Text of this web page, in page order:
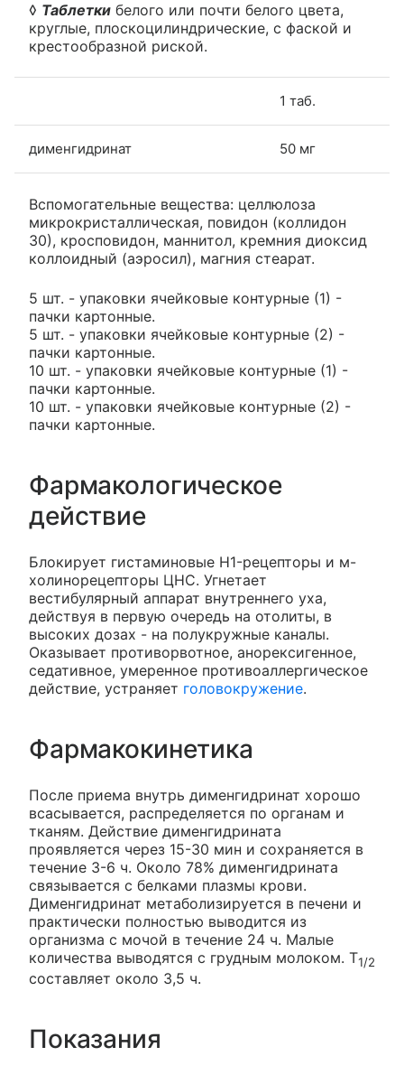
◊ Таблетки белого или почти белого цвета,
круглые, плоскоцилиндрические, с фаской и
крестообразной риской.
1 таб.
дименгидринат 50 мг
Вспомогательные вещества: целлюлоза
микрокристаллическая, повидон (коллидон
30), кросповидон, маннитол, кремния диоксид
коллоидный (аэросил), магния стеарат.
5 шт. - упаковки ячейковые контурные (1) -
пачки картонные.
5 шт. - упаковки ячейковые контурные (2) -
пачки картонные.
10 шт. - упаковки ячейковые контурные (1) -
пачки картонные.
10 шт. - упаковки ячейковые контурные (2) -
пачки картонные.
Фармакологическое
действие
Блокирует гистаминовые H1-рецепторы и м-
холинорецепторы ЦНС. Угнетает
вестибулярный аппарат внутреннего уха,
действуя в первую очередь на отолиты, в
высоких дозах - на полукружные каналы.
Оказывает противорвотное, анорексигенное,
седативное, умеренное противоаллергическое
действие, устраняет головокружение.
Фармакокинетика
После приема внутрь дименгидринат хорошо
всасывается, распределяется по органам и
тканям. Действие дименгидрината
проявляется через 15-30 мин и сохраняется в
течение 3-6 ч. Около 78% дименгидрината
связывается с белками плазмы крови.
Дименгидринат метаболизируется в печени и
практически полностью выводится из
организма с мочой в течение 24 ч. Малые
количества выводятся с грудным молоком. T1/2
составляет около 3,5 ч.
Показания